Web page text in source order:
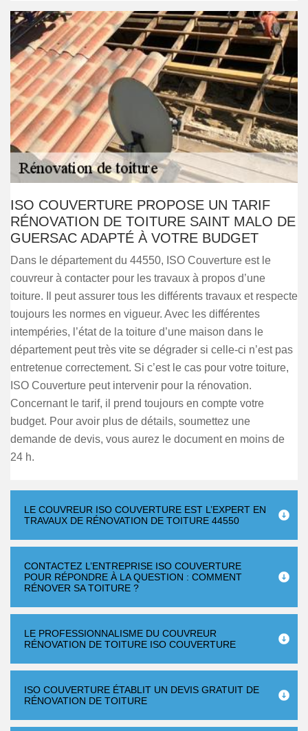
ISO COUVERTURE PROPOSE UN TARIF
RÉNOVATION DE TOITURE SAINT MALO DE
GUERSAC ADAPTÉ À VOTRE BUDGET
Dans le département du 44550, ISO Couverture est le
couvreur à contacter pour les travaux à propos d’une
toiture. Il peut assurer tous les différents travaux et respecte
toujours les normes en vigueur. Avec les différentes
intempéries, l’état de la toiture d’une maison dans le
département peut très vite se dégrader si celle-ci n’est pas
entretenue correctement. Si c’est le cas pour votre toiture,
ISO Couverture peut intervenir pour la rénovation.
Concernant le tarif, il prend toujours en compte votre
budget. Pour avoir plus de détails, soumettez une
demande de devis, vous aurez le document en moins de
24 h.
LE COUVREUR ISO COUVERTURE EST L’EXPERT EN
TRAVAUX DE RÉNOVATION DE TOITURE 44550
CONTACTEZ L’ENTREPRISE ISO COUVERTURE
POUR RÉPONDRE À LA QUESTION : COMMENT
RÉNOVER SA TOITURE ?
LE PROFESSIONNALISME DU COUVREUR
RÉNOVATION DE TOITURE ISO COUVERTURE
ISO COUVERTURE ÉTABLIT UN DEVIS GRATUIT DE
RÉNOVATION DE TOITURE